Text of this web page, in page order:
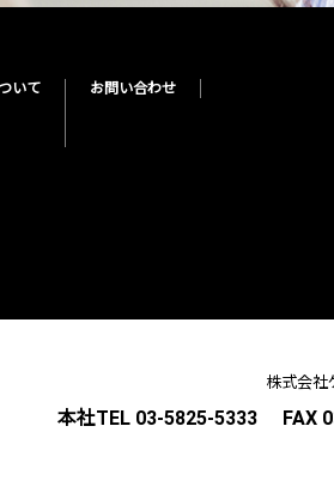
いて お問い合わせ
株式会社
本社TEL 03-5825-5333 FAX